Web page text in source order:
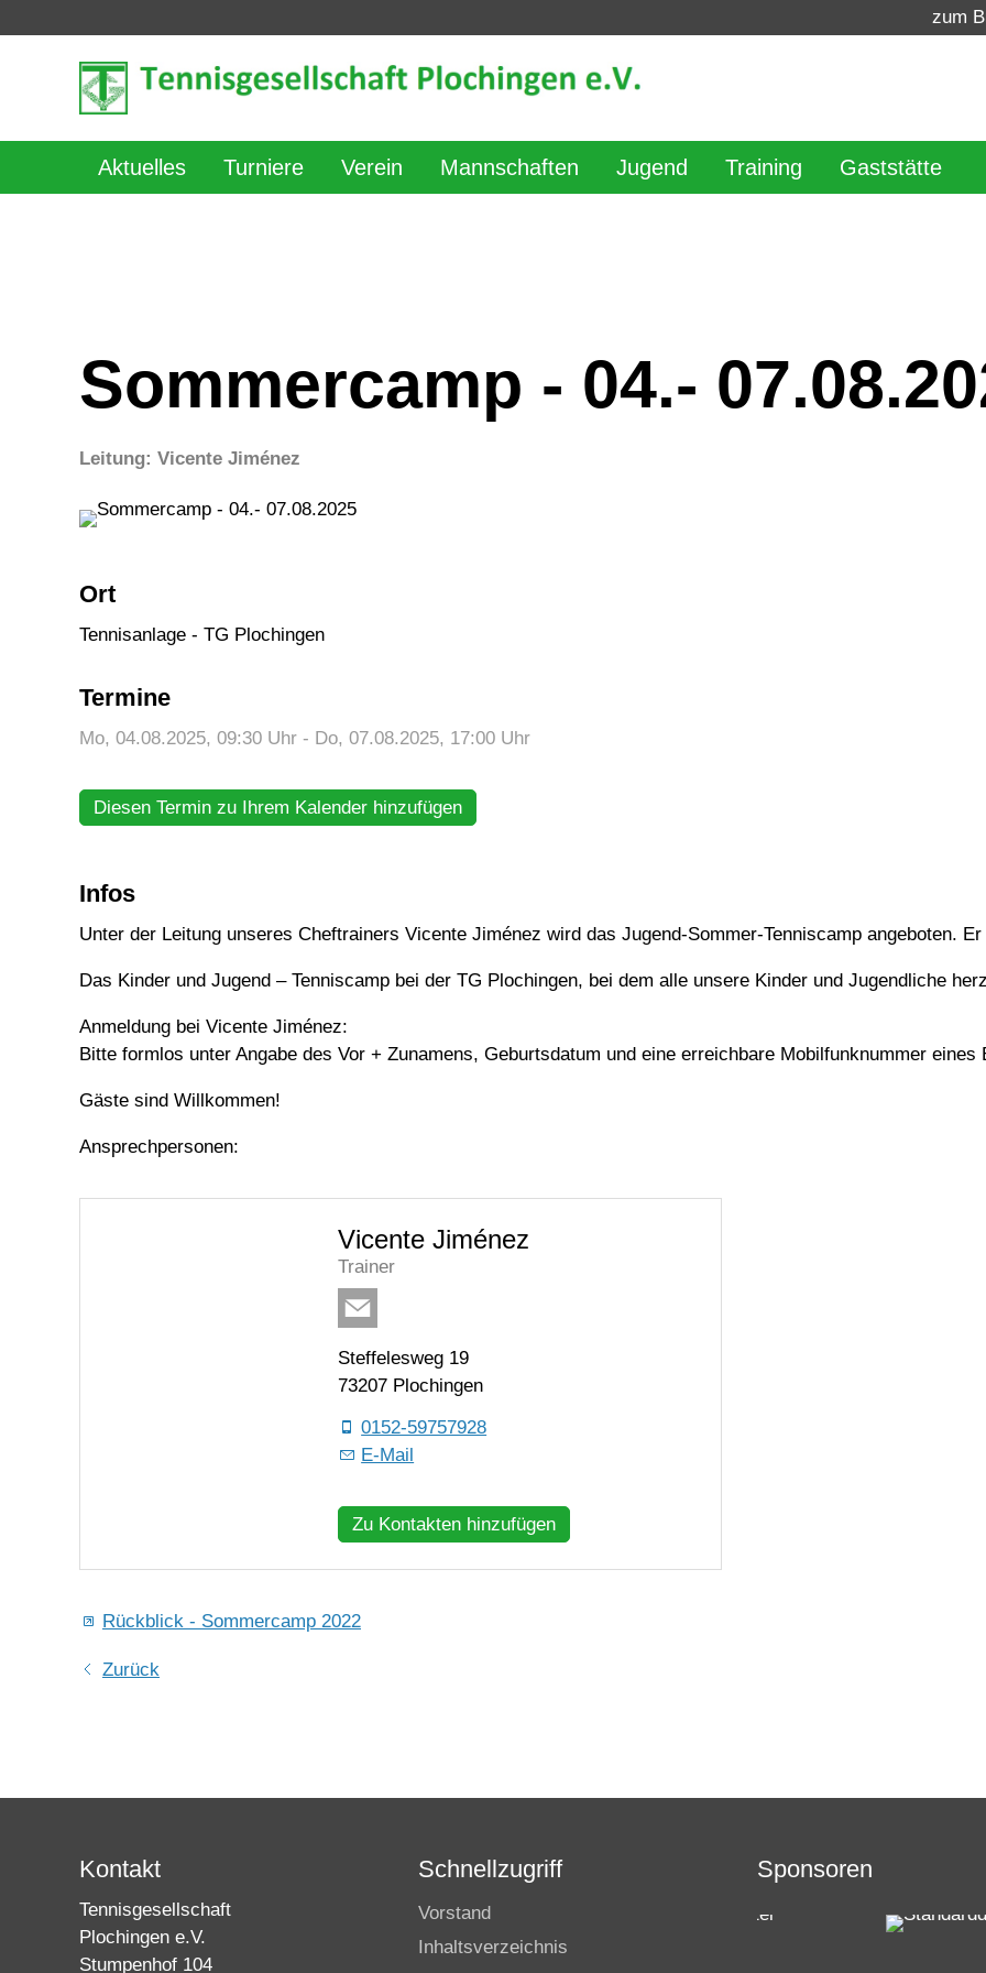
zum
Aktuelles Turniere Verein Mannschaften Jugend Training Gaststätte
Sommercamp - 04.-
Leitung: Vicente Jiménez
Ort
Tennisanlage - TG Plochingen
Termine
Mo, 04.08.2025, 09:30 Uhr - Do, 07.08.2025, 17:00 Uhr
Diesen Termin zu Ihrem Kalender hinzufügen
Infos
Unter der Leitung unseres Cheftrainers Vicente Jiménez wird das Jugend-Sommer-Tenniscamp angeboten.
Das Kinder und Jugend – Tenniscamp bei der TG Plochingen, bei dem alle unsere Kinder und Jugendliche
Anmeldung bei Vicente Jiménez:
Bitte formlos unter Angabe des Vor + Zunamens, Geburtsdatum und eine erreichbare Mobilfunknummer eines
Gäste sind Willkommen!
Ansprechpersonen:
Vicente Jiménez
Trainer
Steffelesweg 19
73207 Plochingen
0152-59757928
E-Mail
Zu Kontakten hinzufügen
Rückblick - Sommercamp 2022
Zurück
Kontakt
Tennisgesellschaft
Plochingen e.V.
Stumpenhof 104
Schnellzugriff
Vorstand
Inhaltsverzeichnis
Sponsoren